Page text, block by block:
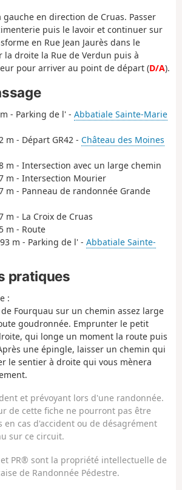
gauche en direction de Cruas. Passer
puis le lavoir et continuer sur
en Rue Jean Jaurès dans le
la droite la Rue de Verdun puis à
pour arriver au point de départ (D/A).
- Parking de l' - Abbatiale Sainte-Marie
m - Départ GR42 - Château des Moines
m - Intersection avec un large chemin
m - Intersection Mourier
m - Panneau de randonnée Grande
m - La Croix de Cruas
m - Route
m - Parking de l' - Abbatiale Sainte-
pratiques
:
Fourquau sur un chemin assez large
goudronnée. Emprunter le petit
qui longe un moment la route puis
une épingle, laisser un chemin qui
le sentier à droite qui vous mènera
et prévoyant lors d'une randonnée.
de cette fiche ne pourront pas être
en cas d'accident ou de désagrément
sur ce circuit.
PR® sont la propriété intellectuelle de
de Randonnée Pédestre.